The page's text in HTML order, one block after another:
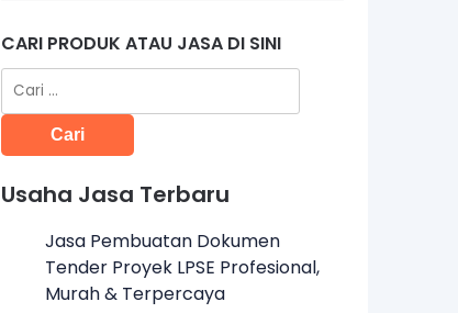
CARI PRODUK ATAU JASA DI SINI
Cari
untuk:
Usaha Jasa Terbaru
Jasa Pembuatan Dokumen
Tender Proyek LPSE Profesional,
Murah & Terpercaya